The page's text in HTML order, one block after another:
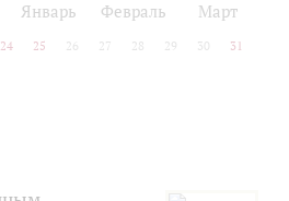
Январь Февраль Март
24 25 26 27 28 29 30 31